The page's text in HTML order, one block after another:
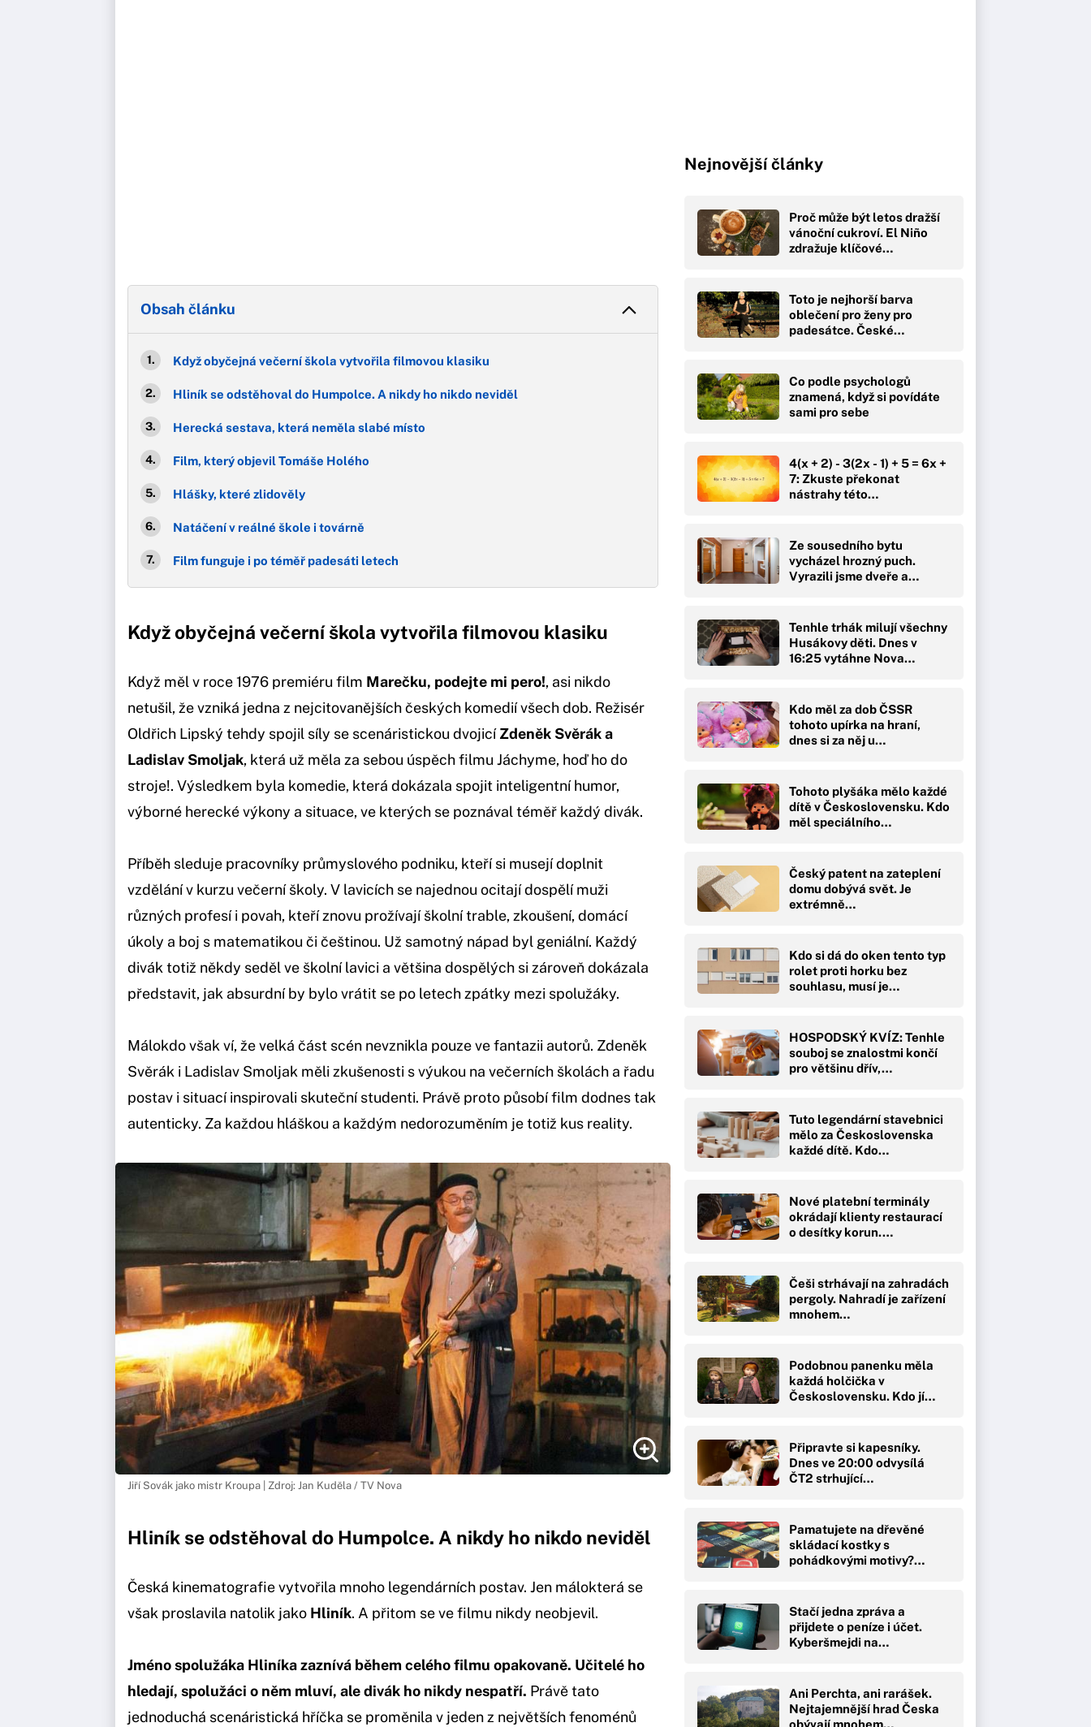
Obsah článku
Když obyčejná večerní škola vytvořila filmovou klasiku
Hliník se odstěhoval do Humpolce. A nikdy ho nikdo neviděl
Herecká sestava, která neměla slabé místo
Film, který objevil Tomáše Holého
Hlášky, které zlidověly
Natáčení v reálné škole i továrně
Film funguje i po téměř padesáti letech
Když obyčejná večerní škola vytvořila filmovou klasiku
Když měl v roce 1976 premiéru film Marečku, podejte mi pero!, asi nikdo
netušil, že vzniká jedna z nejcitovanějších českých komedií všech dob. Režisér
Oldřich Lipský tehdy spojil síly se scenáristickou dvojicíZdeněk Svěrák a
Ladislav Smoljak, která už měla za sebou úspěch filmu Jáchyme, hoď ho do
stroje!. Výsledkem byla komedie, která dokázala spojit inteligentní humor,
výborné herecké výkony a situace, ve kterých se poznával téměř každý divák.
Příběh sleduje pracovníky průmyslového podniku, kteří si musejí doplnit
vzdělání v kurzu večerní školy. V lavicích se najednou ocitají dospělí muži
různých profesí i povah, kteří znovu prožívají školní trable, zkoušení, domácí
úkoly a boj s matematikou či češtinou. Už samotný nápad byl geniální. Každý
divák totiž někdy seděl ve školní lavici a většina dospělých si zároveň dokázala
představit, jak absurdní by bylo vrátit se po letech zpátky mezi spolužáky.
Málokdo však ví, že velká část scén nevznikla pouze ve fantazii autorů. Zdeněk
Svěrák i Ladislav Smoljak měli zkušenosti s výukou na večerních školách a řadu
postav i situací inspirovali skuteční studenti. Právě proto působí film dodnes tak
autenticky. Za každou hláškou a každým nedorozuměním je totiž kus reality.
Jiří Sovák jako mistr Kroupa | Zdroj: Jan Kuděla / TV Nova
Hliník se odstěhoval do Humpolce. A nikdy ho nikdo neviděl
Česká kinematografie vytvořila mnoho legendárních postav. Jen málokterá se
však proslavila natolik jako Hliník. A přitom se ve filmu nikdy neobjevil.
Jméno spolužáka Hliníka zaznívá během celého filmu opakovaně. Učitelé ho
hledají, spolužáci o něm mluví, ale divák ho nikdy nespatří. Právě tato
jednoduchá scenáristická hříčka se proměnila v jeden z největších fenoménů
Nejnovější články
Proč může být letos dražší
vánoční cukroví. El Niño
zdražuje klíčové…
Toto je nejhorší barva
oblečení pro ženy pro
padesátce. České…
Co podle psychologů
znamená, když si povídáte
sami pro sebe
4(x + 2) - 3(2x - 1) + 5 = 6x +
7: Zkuste překonat
nástrahy této…
Ze sousedního bytu
vycházel hrozný puch.
Vyrazili jsme dveře a
Tenhle trhák milují všechny
Husákovy děti. Dnes v
16:25 vytáhne Nova…
Kdo měl za dob ČSSR
tohoto upírka na hraní,
dnes si za něj u…
Tohoto plyšáka mělo každé
dítě v Československu. Kdo
měl speciálního…
Český patent na zateplení
domu dobývá svět. Je
extrémně…
Kdo si dá do oken tento typ
rolet proti horku bez
souhlasu, musí je…
HOSPODSKÝ KVÍZ: Tenhle
souboj se znalostmi končí
pro většinu dřív,…
Tuto legendární stavebnici
mělo za Československa
každé dítě. Kdo…
Nové platební terminály
okrádají klienty restaurací
o desítky korun.…
Češi strhávají na zahradách
pergoly. Nahradí je zařízení
mnohem…
Podobnou panenku měla
každá holčička v
Československu. Kdo jí…
Připravte si kapesníky.
Dnes ve 20:00 odvysílá
ČT2 strhující…
Pamatujete na dřevěné
skládací kostky s
pohádkovými motivy?…
Stačí jedna zpráva a
přijdete o peníze i účet.
Kyberšmejdi na…
Ani Perchta, ani rarášek.
Nejtajemnější hrad Česka
obývají mnohem…